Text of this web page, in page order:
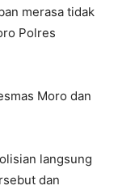
merasa tidak
Polres
Moro dan
langsung
dan